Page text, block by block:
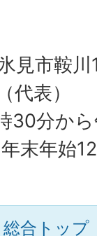
市鞍川
表）
30分か
年末年始
総合トップ